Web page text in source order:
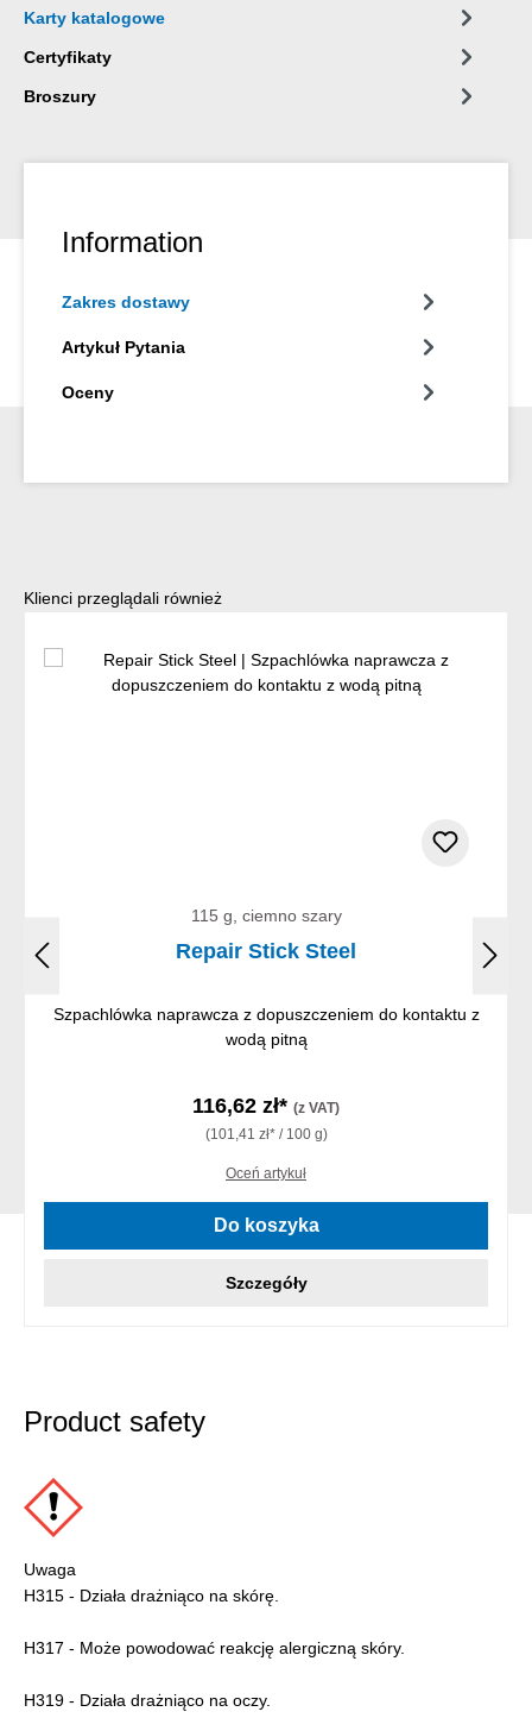
Karty katalogowe
Certyfikaty
Broszury
Information
Zakres dostawy
Artykuł Pytania
Oceny
Pomiń galerię produktów
Klienci przeglądali również
115 g, ciemno szary
Repair Stick Steel
Szpachlówka naprawcza z dopuszczeniem do kontaktu z
wodą pitną
116,62 zł* (z VAT)
(101,41 zł* / 100 g)
Oceń artykuł
Do koszyka
Szczegóły
Product safety
Uwaga
H315 - Działa drażniąco na skórę.
H317 - Może powodować reakcję alergiczną skóry.
H319 - Działa drażniąco na oczy.